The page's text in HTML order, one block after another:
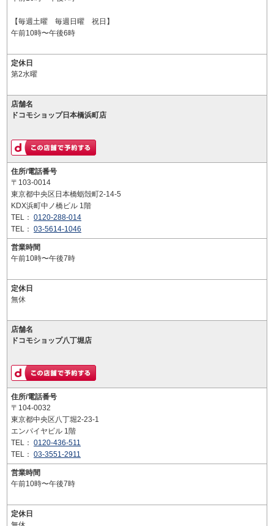
【毎週土曜 毎週日曜 祝日】
午前10時〜午後6時
定休日
第2水曜
店舗名
ドコモショップ日本橋浜町店
住所/電話番号
〒103-0014
東京都中央区日本橋蛎殻町2-14-5
KDX浜町中ノ橋ビル 1階
TEL： 0120-288-014
TEL： 03-5614-1046
営業時間
午前10時〜午後7時
定休日
無休
店舗名
ドコモショップ八丁堀店
住所/電話番号
〒104-0032
東京都中央区八丁堀2-23-1
エンパイヤビル 1階
TEL： 0120-436-511
TEL： 03-3551-2911
営業時間
午前10時〜午後7時
定休日